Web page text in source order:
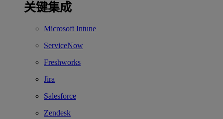
关键集成
Microsoft Intune
ServiceNow
Freshworks
Jira
Salesforce
Zendesk